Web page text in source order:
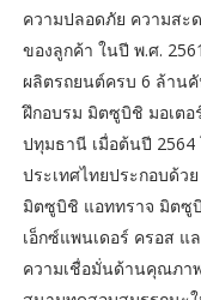
ความปลอดภัย ความสะ
ของลูกค้า ในปี พ.ศ.
ผลิตรถยนต์ครบ 6 ล้าน
ฝึกอบรม มิตซูบิชิ มอเตอ
ปทุมธานี เมื่อต้นปี
ประเทศไทยประกอบด้
มิตซูบิชิ แอททราจ มิตซู
เอ็กซ์แพนเดอร์ ครอส แ
ความเชื่อมั่นด้านคุณภา